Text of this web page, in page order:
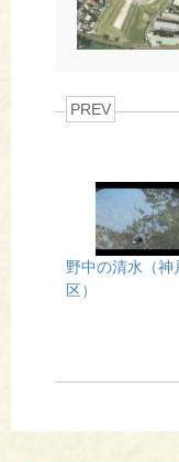
PREV
野中の清水（神
区）